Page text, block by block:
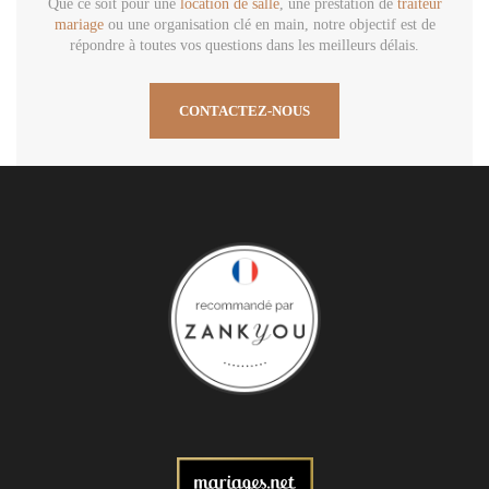
Que ce soit pour une location de salle, une prestation de traiteur
mariageou une organisation clé en main, notre objectif est de
répondre à toutes vos questions dans les meilleurs délais.
CONTACTEZ-NOUS